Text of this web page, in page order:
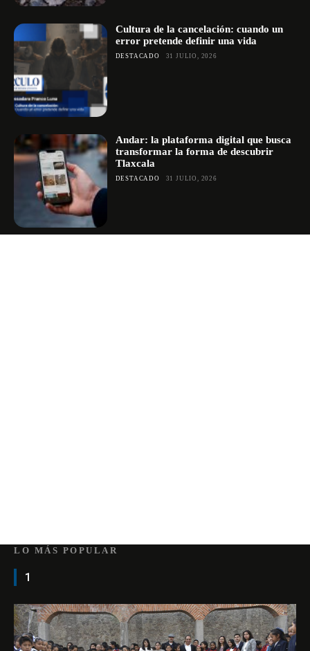
Cultura de la cancelación: cuando un
error pretende definir una vida
DESTACADO 31 JULIO, 2026
Andar: la plataforma digital que busca
transformar la forma de descubrir
Tlaxcala
DESTACADO 31 JULIO, 2026
LO MÁS POPULAR
1